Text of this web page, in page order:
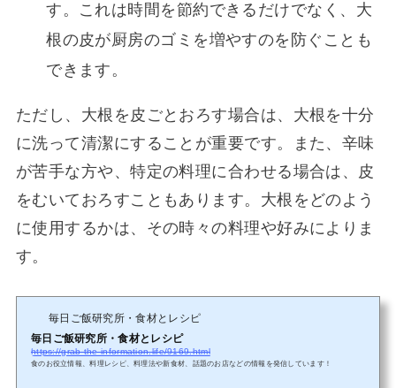
す。これは時間を節約できるだけでなく、大
根の皮が厨房のゴミを増やすのを防ぐことも
できます。
ただし、大根を皮ごとおろす場合は、大根を十分
に洗って清潔にすることが重要です。また、辛味
が苦手な方や、特定の料理に合わせる場合は、皮
をむいておろすこともあります。大根をどのよう
に使用するかは、その時々の料理や好みによりま
す。
毎日ご飯研究所・食材とレシピ
毎日ご飯研究所・食材とレシピ
https://grab-the-information.life/9169.html
食のお役立情報、料理レシピ、料理法や新食材、話題のお店などの情報を発信しています！